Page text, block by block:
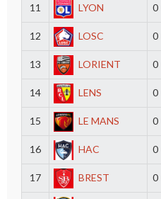
11 LYON 0
12 LOSC 0
13 LORIENT 0
14 LENS 0
15 LE MANS 0
16 HAC 0
17 BREST 0